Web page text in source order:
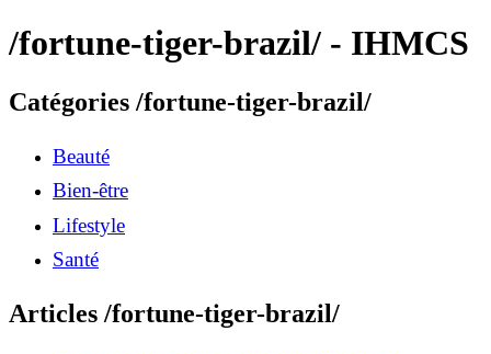
/fortune-tiger-brazil/ - IHMCS
Catégories /fortune-tiger-brazil/
Beauté
Bien-être
Lifestyle
Santé
Articles /fortune-tiger-brazil/